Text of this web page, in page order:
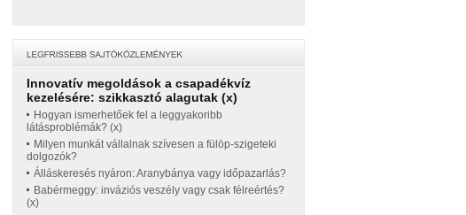
Innovatív megoldások a csapadékvíz
kezelésére: szikkasztó alagutak (x)
Hogyan ismerhetőek fel a leggyakoribb
látásproblémák? (x)
Milyen munkát vállalnak szívesen a fülöp-szigeteki
dolgozók?
Álláskeresés nyáron: Aranybánya vagy időpazarlás?
Babérmeggy: inváziós veszély vagy csak félreértés?
(x)